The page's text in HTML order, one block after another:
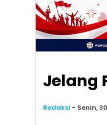
Jelang
Redaksi - Senin,